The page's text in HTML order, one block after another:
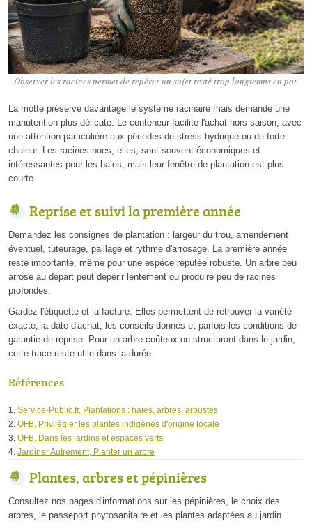
Observer les racines permet de repérer un sujet resté trop longtemps en pot.
La motte préserve davantage le système racinaire mais demande une
manutention plus délicate. Le conteneur facilite l'achat hors saison, avec
une attention particulière aux périodes de stress hydrique ou de forte
chaleur. Les racines nues, elles, sont souvent économiques et
intéressantes pour les haies, mais leur fenêtre de plantation est plus
courte.
Reprise et suivi la première année
Demandez les consignes de plantation : largeur du trou, amendement
éventuel, tuteurage, paillage et rythme d'arrosage. La première année
reste importante, même pour une espèce réputée robuste. Un arbre peu
arrosé au départ peut dépérir lentement ou produire peu de racines
profondes.
Gardez l'étiquette et la facture. Elles permettent de retrouver la variété
exacte, la date d'achat, les conseils donnés et parfois les conditions de
garantie de reprise. Pour un arbre coûteux ou structurant dans le jardin,
cette trace reste utile dans la durée.
Références
Service-Public.fr, Plantations : haies, arbres, arbustes
OFB, Privilégier les plantes indigènes d'origine locale
OFB, Dans les jardins et espaces verts
Jardiner Autrement, Planter un arbre
Plantes, arbres et pépinières
Consultez nos pages d'informations sur les pépinières, le choix des
arbres, le passeport phytosanitaire et les plantes adaptées au jardin.